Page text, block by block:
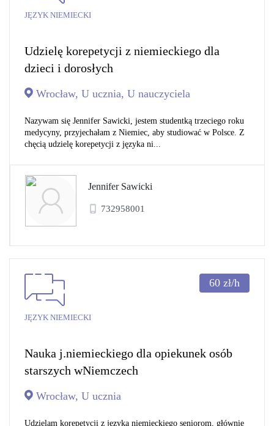
JĘZYK NIEMIECKI
Udzielę korepetycji z niemieckiego dla
dzieci i dorosłych
Wrocław, U ucznia, U nauczyciela
Nazywam się Jennifer Sawicki, jestem studentką trzeciego roku
medycyny, przyjechałam z Niemiec, aby studiować w Polsce. Z
chęcią udzielę korepetycji z języka ni...
Jennifer Sawicki
732958001
JĘZYK NIEMIECKI
60 zł/h
Nauka j.niemieckiego dla opiekunek osób
starszych wNiemczech
Wrocław, U ucznia
Udzielam korepetycji z języka niemieckiego seniorom, głównie